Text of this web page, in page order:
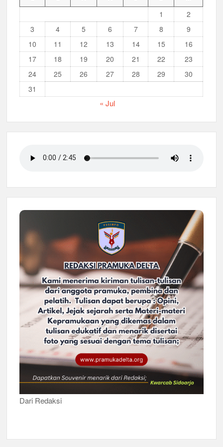
Musran X Kwarran Jabon Jadi Titik Awal Kebangkitan
Peringanti Momentum Hardiknas, Kwarran Sedati Gelar Rapat
1
2
3
4 5 6 7 8
9
10
11 12 13 14 15
16
17
18 19 20 21 22
23
24
25 26 27 28 29
30
31
« Jul
Dari Redaksi